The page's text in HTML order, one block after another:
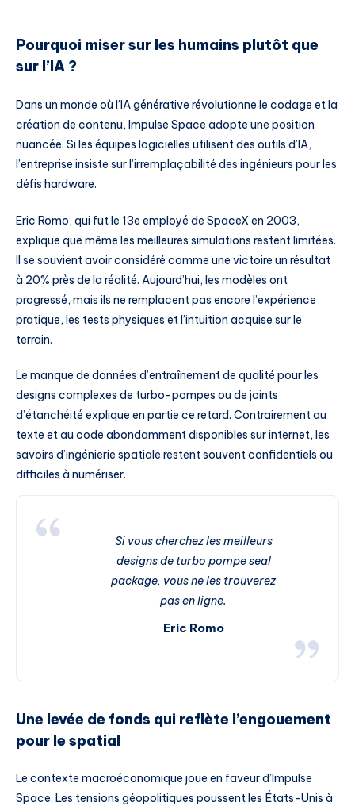
Pourquoi miser sur les humains plutôt que
sur l’IA ?
Dans un monde où l’IA générative révolutionne le codage et la
création de contenu, Impulse Space adopte une position
nuancée. Si les équipes logicielles utilisent des outils d’IA,
l’entreprise insiste sur l’irremplaçabilité des ingénieurs pour les
défis hardware.
Eric Romo, qui fut le 13e employé de SpaceX en 2003,
explique que même les meilleures simulations restent limitées.
Il se souvient avoir considéré comme une victoire un résultat
à 20% près de la réalité. Aujourd’hui, les modèles ont
progressé, mais ils ne remplacent pas encore l’expérience
pratique, les tests physiques et l’intuition acquise sur le
terrain.
Le manque de données d’entraînement de qualité pour les
designs complexes de turbo-pompes ou de joints
d’étanchéité explique en partie ce retard. Contrairement au
texte et au code abondamment disponibles sur internet, les
savoirs d’ingénierie spatiale restent souvent confidentiels ou
difficiles à numériser.
Si vous cherchez les meilleurs
designs de turbo pompe seal
package, vous ne les trouverez
pas en ligne.
Eric Romo
Une levée de fonds qui reflète l’engouement
pour le spatial
Le contexte macroéconomique joue en faveur d’Impulse
Space. Les tensions géopolitiques poussent les États-Unis à